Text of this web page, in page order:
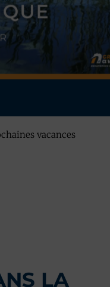
vacances
LA